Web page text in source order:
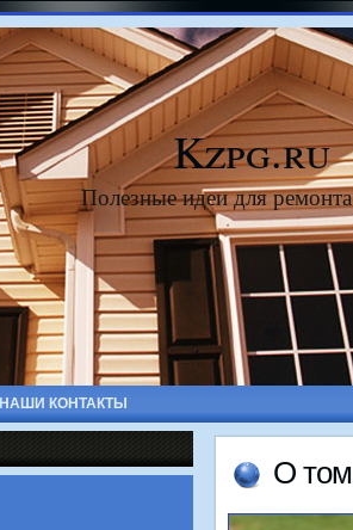
Kzpg.ru
Полезные идеи для
НАШИ КОНТАКТЫ
О